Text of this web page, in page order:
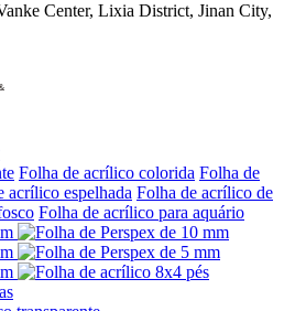
Center, Lixia District, Jinan City,
Folha de acrílico colorida Folha de
acrílico espelhada Folha de acrílico de
Folha de acrílico para aquário